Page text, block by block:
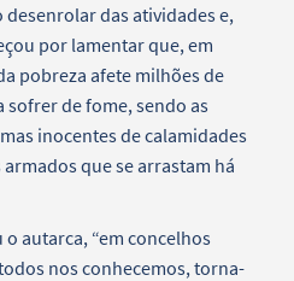
das atividades e,
por lamentar que, em
pobreza afete milhões de
sofrer de fome, sendo as
inocentes de calamidades
que se arrastam há
autarca, “em concelhos
nos conhecemos, torna-